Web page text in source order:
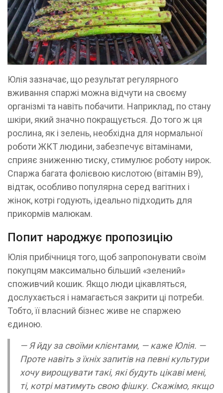
Юлія зазначає, що результат регулярного
вживання спаржі можна відчути на своєму
організмі та навіть побачити. Наприклад, по стану
шкіри, який значно покращується. До того ж ця
рослина, як і зелень, необхідна для нормальної
роботи ЖКТ людини, забезпечує вітамінами,
сприяє зниженню тиску, стимулює роботу нирок.
Спаржа багата фолієвою кислотою (вітамін В9),
відтак, особливо популярна серед вагітних і
жінок, котрі годують, ідеально підходить для
прикормів малюкам.
Попит народжує пропозицію
Юлія прибічниця того, щоб запропонувати своїм
покупцям максимально більший «зелений»
споживчий кошик. Якщо люди цікавляться,
дослухається і намагається закрити ці потреби.
Тобто, її власний бізнес живе не спаржею
єдиною.
— Я йду за своїми клієнтами, — каже Юлія. —
Проте навіть з їхніх запитів на певні культури
хочу вирощувати такі, які будуть цікаві мені,
ті, котрі матимуть свою фішку. Скажімо, якщо